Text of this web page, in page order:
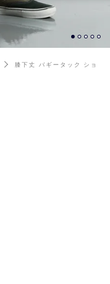
膝下丈 バギータック ショ